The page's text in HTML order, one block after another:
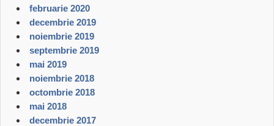
februarie 2020
decembrie 2019
noiembrie 2019
septembrie 2019
mai 2019
noiembrie 2018
octombrie 2018
mai 2018
decembrie 2017